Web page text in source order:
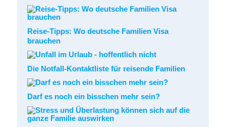
Reise-Tipps: Wo deutsche Familien Visa
brauchen
Die Notfall-Kontaktliste für reisende Familien
Darf es noch ein bisschen mehr sein?